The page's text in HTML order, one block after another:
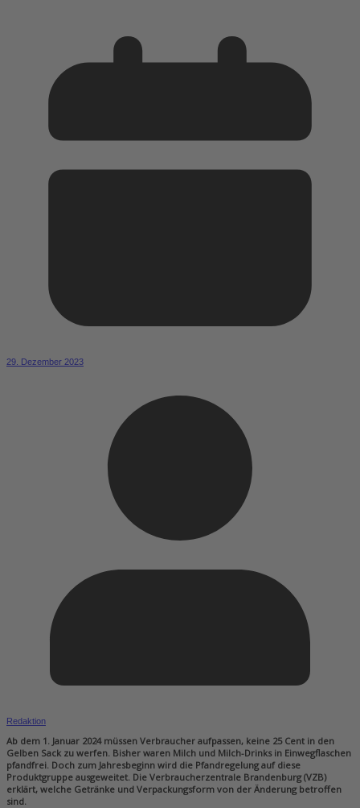
29. Dezember 2023
Redaktion
Ab dem 1. Januar 2024 müssen Verbraucher aufpassen, keine 25 Cent in den
Gelben Sack zu werfen. Bisher waren Milch und Milch-Drinks in Einwegflaschen
pfandfrei. Doch zum Jahresbeginn wird die Pfandregelung auf diese
Produktgruppe ausgeweitet. Die Verbraucherzentrale Brandenburg (VZB)
erklärt, welche Getränke und Verpackungsform von der Änderung betroffen
sind.